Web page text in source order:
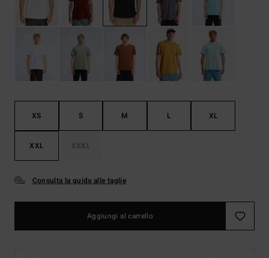
XS S M L XL
XXL XXXL
Consulta la guida alle taglie
Aggiungi al carrello